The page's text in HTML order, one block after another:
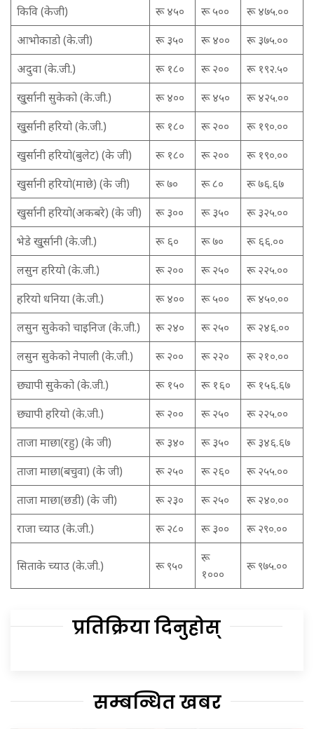
किवि (केजी)
रू ४५० रू ५००
रू ४७५.००
आभोकाडो (के.जी)
रू ३५० रू ४००
रू ३७५.००
अदुवा (के.जी.)
रू १८० रू २००
रू १९२.५०
खु्र्सानी सुकेको (के.जी.)
रू ४०० रू ४५०
रू ४२५.००
खु्र्सानी हरियो (के.जी.)
रू १८० रू २००
रू १९०.००
खुर्सानी हरियो(बुलेट) (के जी)
रू १८० रू २००
रू १९०.००
खुर्सानी हरियो(माछे) (के जी)
रू ७० रू ८०
रू ७६.६७
खुर्सानी हरियो(अकबरे) (के जी)
रू ३०० रू ३५०
रू ३२५.००
भेडे खु्र्सानी (के.जी.)
रू ६० रू ७०
रू ६६.००
लसुन हरियो (के.जी.)
रू २०० रू २५०
रू २२५.००
हरियो धनिया (के.जी.)
रू ४०० रू ५००
रू ४५०.००
लसुन सुकेको चाइनिज (के.जी.)
रू २४० रू २५०
रू २४६.००
लसुन सुकेको नेपाली (के.जी.)
रू २०० रू २२०
रू २१०.००
छ्यापी सुकेको (के.जी.)
रू १५० रू १६०
रू १५६.६७
छ्यापी हरियो (के.जी.)
रू २०० रू २५०
रू २२५.००
ताजा माछा(रहु) (के जी)
रू ३४० रू ३५०
रू ३४६.६७
ताजा माछा(बचुवा) (के जी)
रू २५० रू २६०
रू २५५.००
ताजा माछा(छडी) (के जी)
रू २३० रू २५०
रू २४०.००
राजा च्याउ (के.जी.)
रू २८० रू ३०० रू २९०.००
सिताके च्याउ (के.जी.) रू ९५०
रू
१०००
रू ९७५.००
प्रतिक्रिया दिनुहोस्
सम्बन्धित खबर